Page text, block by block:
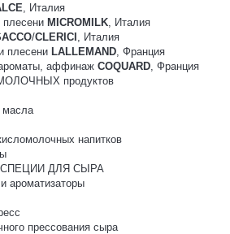
, Италия
плесени MICROMILK, Италия
/CLERICI , Италия
плесени LALLEMAND, Франция
аффинаж COQUARD, Франция
продуктов
масла
напитков
ДЛЯ СЫРА
ароматизаторы
прессования сыра